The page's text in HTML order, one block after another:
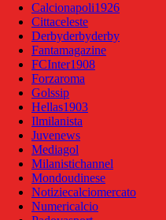
Calcionapoli1926
Cittaceleste
Derbyderbyderby
Fantamagazine
FCInter1908
Forzaroma
Golssip
Hellas1903
Ilmilanista
Juvenews
Mediagol
Milanistichannel
Mondoudinese
Notiziecalciomercato
Numericalcio